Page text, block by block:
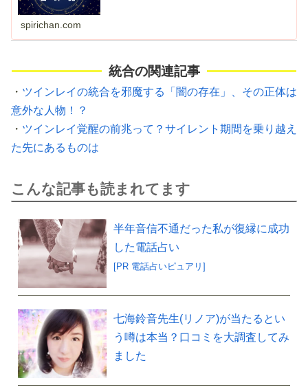
spirichan.com
統合の関連記事
・ ツインレイの統合を邪魔する「闇の存在」、その正体は
意外な人物！？
・ ツインレイ覚醒の前兆って？サイレント期間を乗り越え
た先にあるものは
こんな記事も読まれてます
半年音信不通だった私が復縁に成功
した電話占い
[PR 電話占いピュアリ]
七海鈴音先生(リノア)が当たるとい
う噂は本当？口コミを大調査してみ
ました